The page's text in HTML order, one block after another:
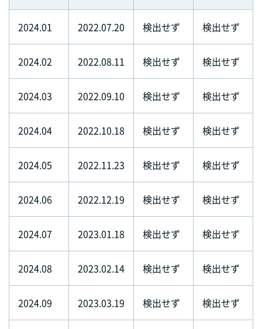
2024.01 2022.07.20 検出せず 検出せず
2024.02 2022.08.11 検出せず 検出せず
2024.03 2022.09.10 検出せず 検出せず
2024.04 2022.10.18 検出せず 検出せず
2024.05 2022.11.23 検出せず 検出せず
2024.06 2022.12.19 検出せず 検出せず
2024.07 2023.01.18 検出せず 検出せず
2024.08 2023.02.14 検出せず 検出せず
2024.09 2023.03.19 検出せず 検出せず